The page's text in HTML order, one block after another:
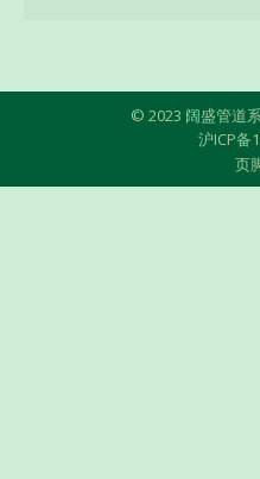
© 2023 阔盛管道
沪ICP备
页